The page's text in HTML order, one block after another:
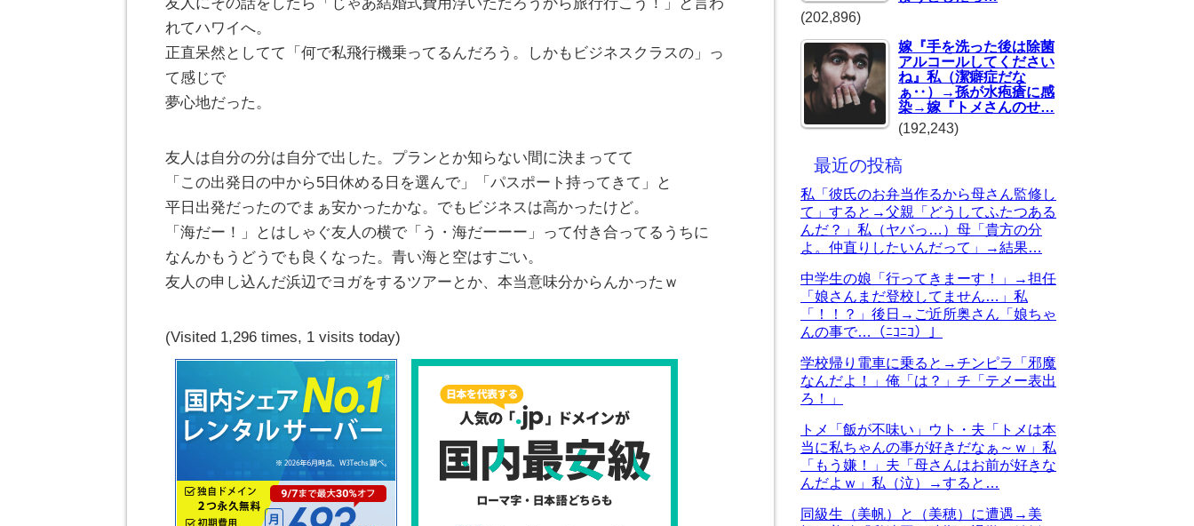
れてハワイへ。
正直呆然としてて「何で私飛行機乗ってるんだろう。しかもビジネスクラスの」っ
て感じで
夢心地だった。
友人は自分の分は自分で出した。プランとか知らない間に決まってて
「この出発日の中から5日休める日を選んで」「パスポート持ってきて」と
平日出発だったのでまぁ安かったかな。でもビジネスは高かったけど。
「海だー！」とはしゃぐ友人の横で「う・海だーーー」って付き合ってるうちに
なんかもうどうでも良くなった。青い海と空はすごい。
友人の申し込んだ浜辺でヨガをするツアーとか、本当意味分からんかったｗ
(Visited 1,296 times, 1 visits today)
(202,896)
嫁『手を洗った後は除菌
アルコールしてください
ね』私（潔癖症だな
ぁ‥）→孫が水疱瘡に感
染→嫁『トメさんのせ…
(192,243)
最近の投稿
私「彼氏のお弁当作るから母さん監修し
て」すると→父親「どうしてふたつある
んだ？」私（ヤバっ…）母「貴方の分
よ。仲直りしたいんだって」→結果…
中学生の娘「行ってきまーす！」→担任
「娘さんまだ登校してません…」私
「！！？」後日→ご近所奥さん「娘ちゃ
んの事で…（ﾆｺﾆｺ）」
学校帰り電車に乗ると→チンピラ「邪魔
なんだよ！」俺「は？」チ「テメー表出
ろ！」
トメ「飯が不味い」ウト・夫「トメは本
当に私ちゃんの事が好きだなぁ～ｗ」私
「もう嫌！」夫「母さんはお前が好きな
んだよｗ」私（泣）→すると…
同級生（美帆）と（美穂）に遭遇→美